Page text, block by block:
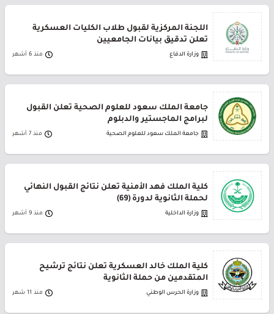
اللجنة المركزية لقبول طلاب الكليات العسكرية
تعلن تدقيق بيانات الجامعيين
وزارة الدفاع منذ 6 أشهر
جامعة الملك سعود للعلوم الصحية تعلن القبول
لبرامج الماجستير والدبلوم
جامعة الملك سعود للعلوم الصحية منذ 7 أشهر
كلية الملك فهد الأمنية تعلن نتائج القبول النهائي
لحملة الثانوية لدورة (69)
وزارة الداخلية منذ 9 أشهر
كلية الملك خالد العسكرية تعلن نتائج ترشيح
المتقدمين من حملة الثانوية
وزارة الحرس الوطني منذ 11 شهر